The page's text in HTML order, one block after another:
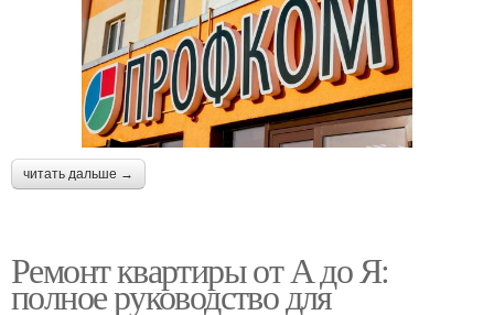
читать дальше →
Ремонт квартиры от А до Я:
полное руководство для